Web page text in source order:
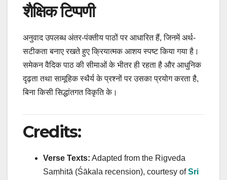
शैक्षिक टिप्पणी
अनुवाद उपलब्ध अंतर-पंक्तीय पाठों पर आधारित हैं, जिनमें अर्थ-
सटीकता बनाए रखते हुए क्रियात्मक आशय स्पष्ट किया गया है।
समेकन वैदिक पाठ की सीमाओं के भीतर ही रहता है और आधुनिक
दृढ़ता तथा सामूहिक स्थैर्य के प्रश्नों पर उसका प्रयोग करता है,
बिना किसी सिद्धांतगत विकृति के।
Credits:
Verse Texts: Adapted from the Rigveda
Saṃhitā (Śākala recension), courtesy ofSri